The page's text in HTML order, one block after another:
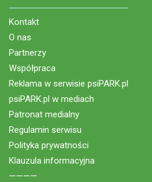
Kontakt
O nas
Partnerzy
Współpraca
Reklama w serwisie psiPARK.pl
psiPARK.pl w mediach
Patronat medialny
Regulamin serwisu
Polityka prywatności
Klauzula informacyjna
————